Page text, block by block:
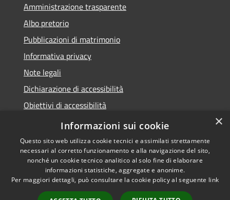
Amministrazione trasparente
Albo pretorio
Pubblicazioni di matrimonio
Informativa privacy
Note legali
Dichiarazione di accessibilità
Obiettivi di accessibilità
Whistleblowing
Accessibilità
Copyright © 2026 • Comune di
Zibido San Giacomo • Powered
×
Informazioni sui cookie
Questo sito web utilizza cookie tecnici e assimilati strettamente
necessari al corretto funzionamento e alla navigazione del sito,
nonché un cookie tecnico analitico al solo fine di elaborare
informazioni statistiche, aggregate e anonime.
Per maggiori dettagli, può consultare la cookie policy al seguente link